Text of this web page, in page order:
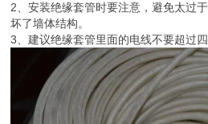
2、安装绝缘套管时要注意，避免太过
坏了墙体结构。
3、建议绝缘套管里面的电线不要超过四